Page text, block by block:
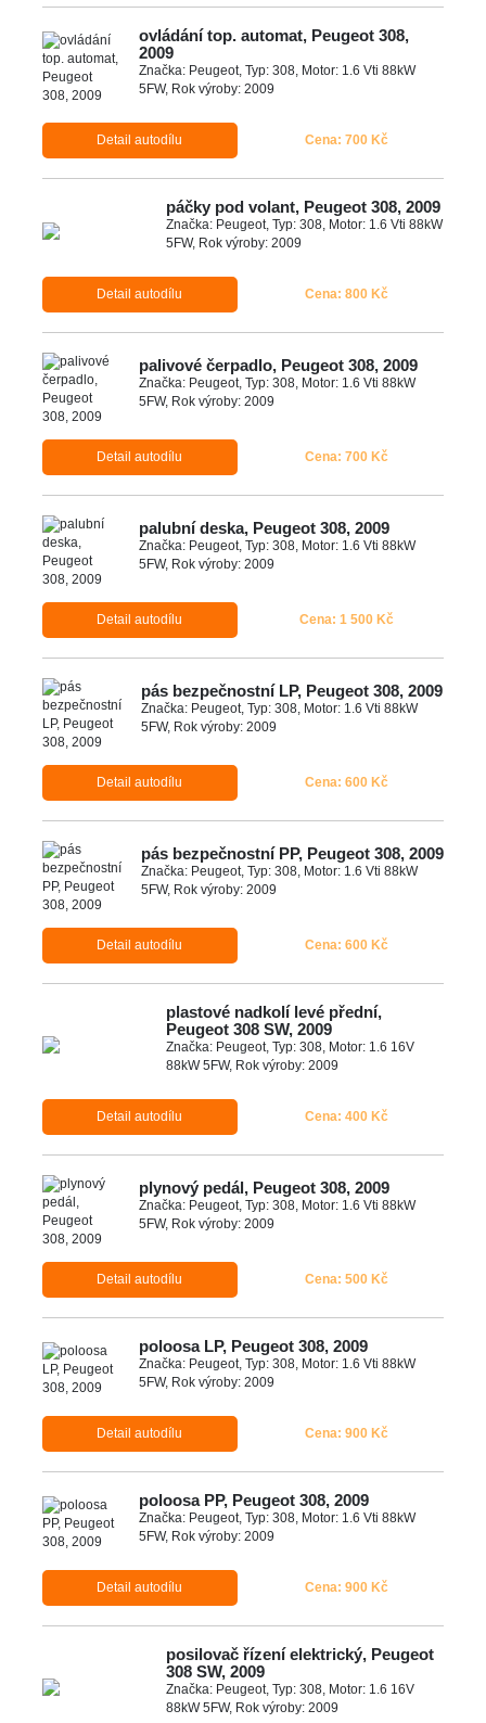
ovládání top. automat, Peugeot 308,
2009
Značka: Peugeot, Typ: 308, Motor: 1.6 Vti 88kW
5FW, Rok výroby: 2009
Detail autodílu Cena: 700 Kč
páčky pod volant, Peugeot 308, 2009
Značka: Peugeot, Typ: 308, Motor: 1.6 Vti 88kW
5FW, Rok výroby: 2009
Detail autodílu Cena: 800 Kč
palivové čerpadlo, Peugeot 308, 2009
Značka: Peugeot, Typ: 308, Motor: 1.6 Vti 88kW
5FW, Rok výroby: 2009
Detail autodílu Cena: 700 Kč
palubní deska, Peugeot 308, 2009
Značka: Peugeot, Typ: 308, Motor: 1.6 Vti 88kW
5FW, Rok výroby: 2009
Detail autodílu Cena: 1 500 Kč
pás bezpečnostní LP, Peugeot 308, 2009
Značka: Peugeot, Typ: 308, Motor: 1.6 Vti 88kW
5FW, Rok výroby: 2009
Detail autodílu Cena: 600 Kč
pás bezpečnostní PP, Peugeot 308, 2009
Značka: Peugeot, Typ: 308, Motor: 1.6 Vti 88kW
5FW, Rok výroby: 2009
Detail autodílu Cena: 600 Kč
plastové nadkolí levé přední,
Peugeot 308 SW, 2009
Značka: Peugeot, Typ: 308, Motor: 1.6 16V
88kW 5FW, Rok výroby: 2009
Detail autodílu Cena: 400 Kč
plynový pedál, Peugeot 308, 2009
Značka: Peugeot, Typ: 308, Motor: 1.6 Vti 88kW
5FW, Rok výroby: 2009
Detail autodílu Cena: 500 Kč
poloosa LP, Peugeot 308, 2009
Značka: Peugeot, Typ: 308, Motor: 1.6 Vti 88kW
5FW, Rok výroby: 2009
Detail autodílu Cena: 900 Kč
poloosa PP, Peugeot 308, 2009
Značka: Peugeot, Typ: 308, Motor: 1.6 Vti 88kW
5FW, Rok výroby: 2009
Detail autodílu Cena: 900 Kč
posilovač řízení elektrický, Peugeot
308 SW, 2009
Značka: Peugeot, Typ: 308, Motor: 1.6 16V
88kW 5FW, Rok výroby: 2009